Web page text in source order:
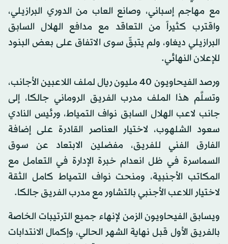
مع مهاجم إسباني، وصانع العاب من الدوري البرازيلي،
واقترب كثيراً من التعاقد مع مدافع الهلال السابق
البرازيلي ديغاو، ولم يتبقّ سوى الاتفاق على بعض البنود
للإعلان النهائي.
ورصد الفيحاويون 40 مليون ريال لملف اللاعبين الأجانب،
وتسلَّم هذا الملف مدرب الفريق الروماني جالكا، إلى
جانب لاعب الهلال السابق نواف التمياط، ورئيس النادي
سعود الشلهوب، لاختيار العناصر القادرة على إضافة
الفارق الفني للفريق، مفضلين الابتعاد عن سوق
السماسرة في ظل انعدام خبرة الإدارة في التعامل مع
المكاتب الأجنبية، ومنحت نواف التمياط كامل الثقة
لاختيار اللاعب الأجنبي بالتشاور مع مدرب الفريق جالكا.
ويسابق الفيحاويون الزمن لإنهاء جميع الترتيبات الخاصة
بالفريق الأول قبل نهاية الشهر الحالي، وإكمال الانتدابات